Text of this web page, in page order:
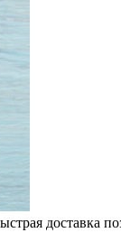
доставка